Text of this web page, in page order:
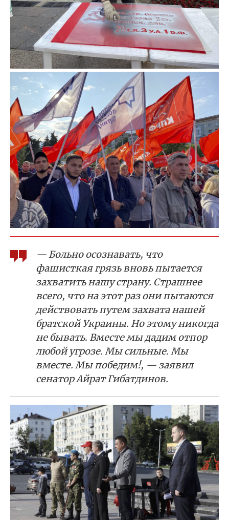
— Больно осознавать, что
фашисткая грязь вновь пытается
захватить нашу страну. Страшнее
всего, что на этот раз они пытаются
действовать путем захвата нашей
братской Украины. Но этому никогда
не бывать. Вместе мы дадим отпор
любой угрозе. Мы сильные. Мы
вместе. Мы победим!, — заявил
сенатор Айрат Гибатдинов.